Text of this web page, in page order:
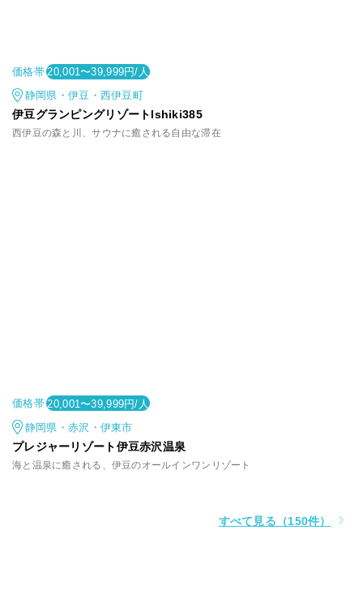
価格帯 20,001〜39,999円/人
静岡県・伊豆・西伊豆町
伊豆グランピングリゾートIshiki385
西伊豆の森と川、サウナに癒される自由な滞在
価格帯 20,001〜39,999円/人
静岡県・赤沢・伊東市
プレジャーリゾート伊豆赤沢温泉
海と温泉に癒される、伊豆のオールインワンリゾート
すべて見る（150件）